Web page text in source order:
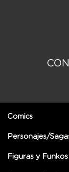
Comics
Personajes/
Figuras y Funkos